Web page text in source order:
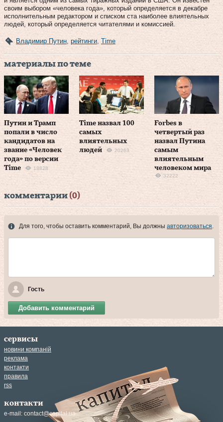
своим выбором «человека года», который определяется в декабре
исполнительным редактором и списком ста наиболее влиятельных
людей, который определяется читателями и комиссией.
Владимир Путин рейтинги Time
материалы по теме
Путин и Трамп
попали в число
кандидатов на
звание «Человек
года» по версии
Time
18828
Time назвал 100
самых
влиятельных
людей
20263
Forbes в
четвертый раз
назвал Путина
самым
влиятельным
человеком мира
32222
комментарии (0)
Для того, чтобы оставить комментарий, Вы должны авторизоваться.
Гость
Добавить комментарий
сервисы
новини компаній
реклама
контакти
правила
rss
контакти
e-mail: contact@capital.ua